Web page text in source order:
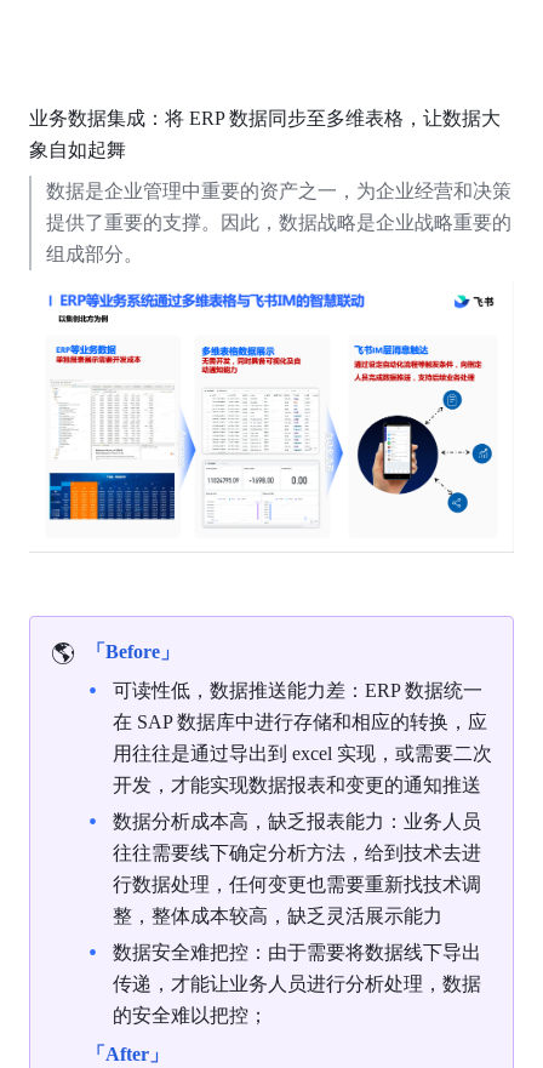
业务数据集成：将 ERP 数据同步至多维表格，让数据大
象自如起舞
数据是企业管理中重要的资产之一，为企业经营和决策
提供了重要的支撑。因此，数据战略是企业战略重要的
组成部分。
🌎
「Before」
可读性低，数据推送能力差：ERP 数据统一
在 SAP 数据库中进行存储和相应的转换，应
用往往是通过导出到 excel 实现，或需要二次
开发，才能实现数据报表和变更的通知推送
数据分析成本高，缺乏报表能力：业务人员
往往需要线下确定分析方法，给到技术去进
行数据处理，任何变更也需要重新找技术调
整，整体成本较高，缺乏灵活展示能力
数据安全难把控：由于需要将数据线下导出
传递，才能让业务人员进行分析处理，数据
的安全难以把控；
「After」